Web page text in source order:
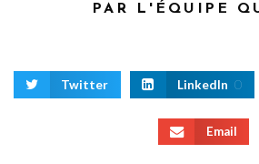
PAR L'ÉQUIPE
Twitter LinkedIn 0
Email